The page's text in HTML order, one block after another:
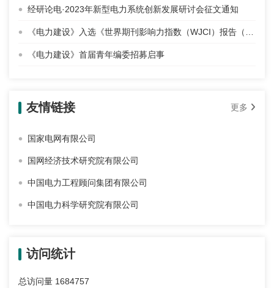
经研论电·2023年新型电力系统创新发展研讨会征文通知
《电力建设》首届青年编委招募启事
友情链接 更多
国家电网有限公司
国网经济技术研究院有限公司
中国电力工程顾问集团有限公司
中国电力科学研究院有限公司
访问统计
总访问量 1684757